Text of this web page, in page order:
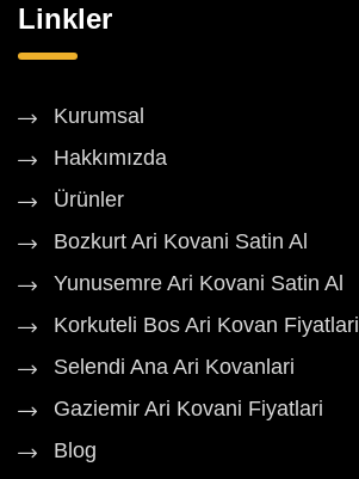
Linkler
Kurumsal
Hakkımızda
Ürünler
Bozkurt Ari Kovani Satin Al
Yunusemre Ari Kovani Satin Al
Korkuteli Bos Ari Kovan Fiyatlari
Selendi Ana Ari Kovanlari
Gaziemir Ari Kovani Fiyatlari
Blog